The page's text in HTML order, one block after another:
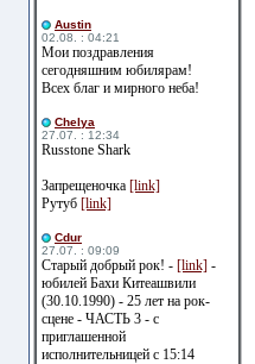
Austin
02.08. : 04:21
Мои поздравления
сегодняшним юбилярам!
Всех благ и мирного неба!
Сhelya
27.07. : 12:34
Russtone Shark
Запрещеночка [link]
Рутуб [link]
Cdur
27.07. : 09:09
Старый добрый рок! - [link] -
юбилей Бахи Китеашвили
(30.10.1990) - 25 лет на рок-
сцене - ЧАСТЬ 3 - с
приглашенной
исполнительницей с 15:14